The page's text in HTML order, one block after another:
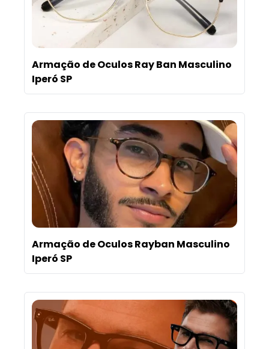
Armação de Oculos Ray Ban Masculino
Iperó SP
Armação de Oculos Rayban Masculino
Iperó SP